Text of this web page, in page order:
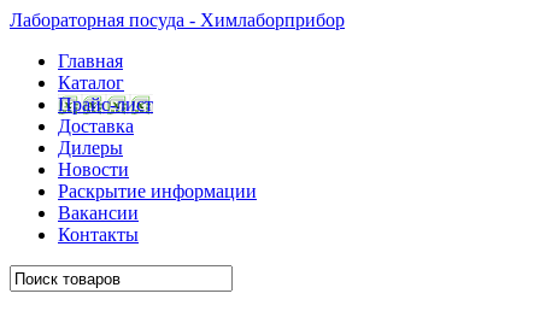
Лабораторная посуда - Химлаборприбор
Главная
Каталог
Прайс-лист
Доставка
Дилеры
Новости
Раскрытие информации
Вакансии
Контакты